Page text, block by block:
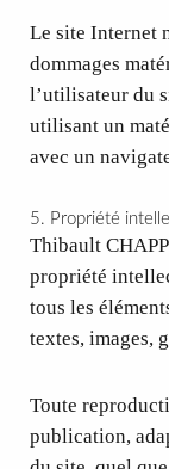
Le site Internet
dommages
l’utilisateur du
utilisant un
avec un
5. Propriété
Thibault
propriété
tous les
textes, images,
Toute
publication,